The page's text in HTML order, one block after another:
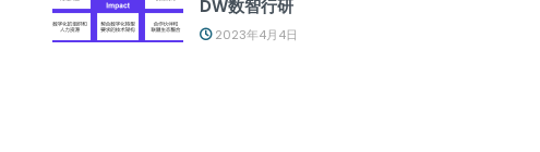
DW数智行研
2023年4月4日